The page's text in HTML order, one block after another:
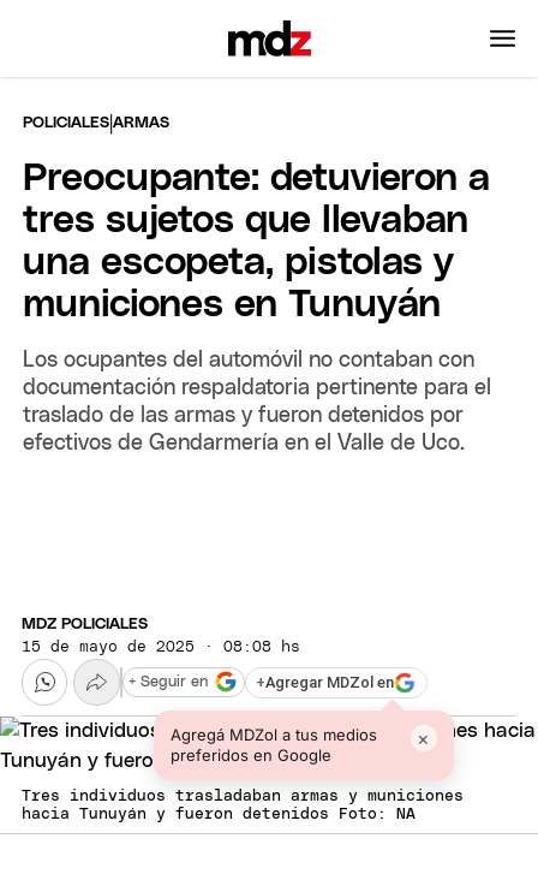
POLICIALES |ARMAS
Preocupante: detuvieron a
tres sujetos que llevaban
una escopeta, pistolas y
municiones en Tunuyán
Los ocupantes del automóvil no contaban con
documentación respaldatoria pertinente para el
traslado de las armas y fueron detenidos por
efectivos de Gendarmería en el Valle de Uco.
MDZ POLICIALES
15 de mayo de 2025 · 08:08 hs
+Agregar MDZol en
Agregá MDZol a tus medios
preferidos en Google
×
+ Seguir en
Tres individuos trasladaban armas y municiones
hacia Tunuyán y fueron detenidos Foto: NA